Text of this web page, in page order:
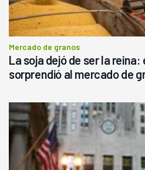
Mercado de granos
La soja dejó de ser la
sorprendió al mercado de